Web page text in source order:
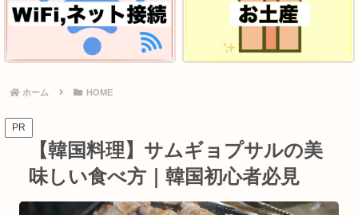
ホーム HOME
PR
【韓国料理】サムギョプサルの美
味しい食べ方｜韓国初心者必見